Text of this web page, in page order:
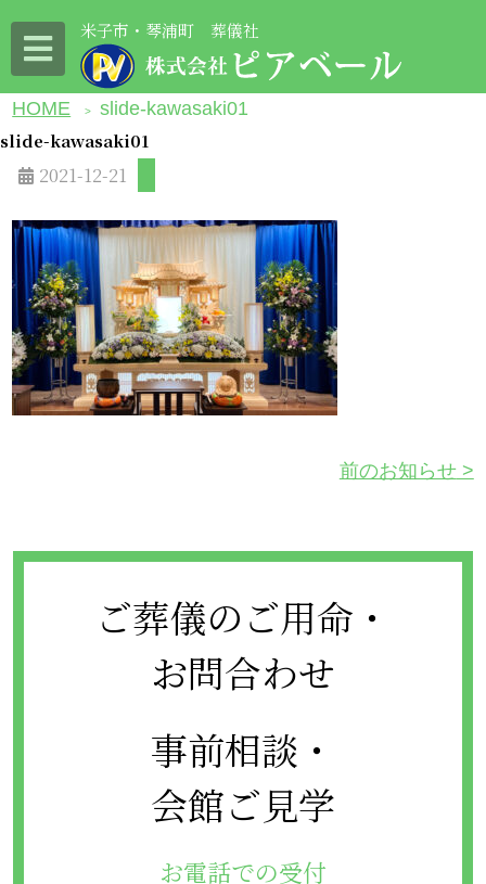
米子市・琴浦町 葬儀社
HOME > slide-kawasaki01
slide-kawasaki01
2021-12-21
前のお知らせ
ご葬儀のご用命・
お問合わせ
事前相談・
会館ご見学
お電話での受付